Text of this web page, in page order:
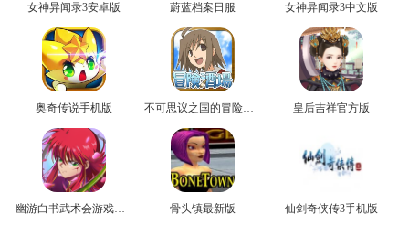
女神异闻录3安卓版 蔚蓝档案日服 女神异闻录3中文版
奥奇传说手机版 不可思议之国的冒险官方版 皇后吉祥官方版
幽游白书武术会游戏正版 骨头镇最新版 仙剑奇侠传3手机版